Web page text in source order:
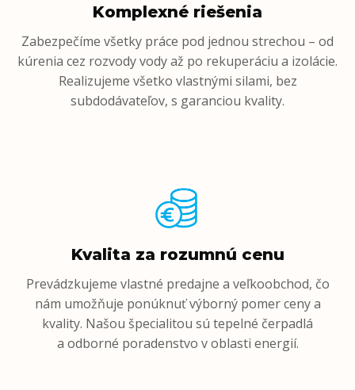
Komplexné riešenia
Zabezpečíme všetky práce pod jednou strechou – od
kúrenia cez rozvody vody až po rekuperáciu a izolácie.
Realizujeme všetko vlastnými silami, bez
subdodávateľov, s garanciou kvality.
Kvalita za rozumnú cenu
Prevádzkujeme vlastné predajne a veľkoobchod, čo
nám umožňuje ponúknuť výborný pomer ceny a
kvality. Našou špecialitou sú tepelné čerpadlá
a odborné poradenstvo v oblasti energií.